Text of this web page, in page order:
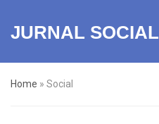
JURNAL SOCIAL
Home » Social